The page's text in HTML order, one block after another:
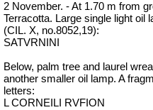
2 November. - At 1.70 m from
Terracotta. Large single light oil
(CIL. X, no.8052,19):
SATVRNINI
Below, palm tree and laurel
another smaller oil lamp. A
letters:
L CORNEILI RVFION